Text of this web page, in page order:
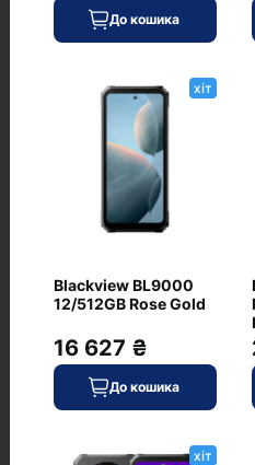
Технологія виявлення
аварій Crash Detection,
Відгуки
+
Немає відгуків про
першим,
До кошика
хіт
Blackview BL9000
12/512GB Rose Gold
16 627 ₴
До кошика
хіт